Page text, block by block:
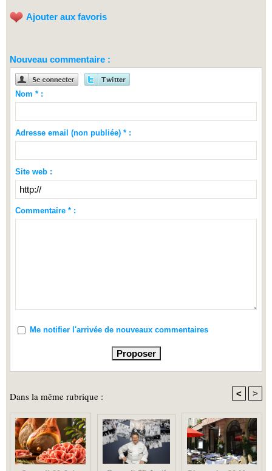
Ajouter aux favoris
Nouveau commentaire :
Nom * :
Adresse email (non publiée) * :
Site web :
Commentaire * :
Me notifier l'arrivée de nouveaux commentaires
Dans la même rubrique : < >